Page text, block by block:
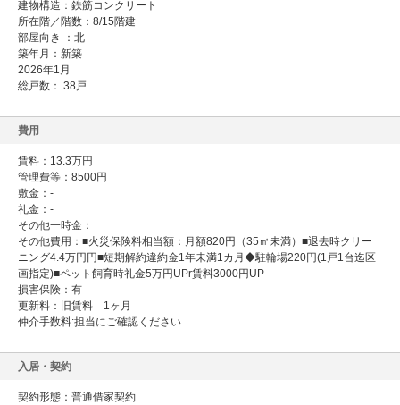
建物構造：鉄筋コンクリート
所在階／階数：8/15階建
部屋向き ：北
築年月：新築
2026年1月
総戸数： 38戸
費用
賃料：13.3万円
管理費等：8500円
敷金：-
礼金：-
その他一時金：
その他費用：■火災保険料相当額：月額820円（35㎡未満）■退去時クリー
ニング4.4万円円■短期解約違約金1年未満1カ月◆駐輪場220円(1戸1台迄区
画指定)■ペット飼育時礼金5万円UPr賃料3000円UP
損害保険：有
更新料：旧賃料 1ヶ月
仲介手数料:担当にご確認ください
入居・契約
契約形態： 普通借家契約